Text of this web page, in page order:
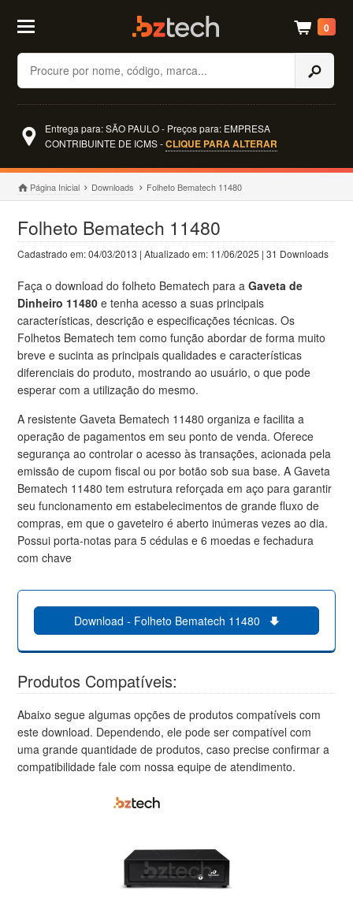
Buscar
0
Entrega para: SÃO PAULO - Preços para: EMPRESA
CONTRIBUINTE DE ICMS -CLIQUE PARA ALTERAR
Página Inicial Downloads Folheto Bematech 11480
Folheto Bematech 11480
Cadastrado em: 04/03/2013 | Atualizado em: 11/06/2025 | 31 Downloads
Faça o download do folheto Bematech para a Gaveta de
Dinheiro 11480 e tenha acesso a suas principais
características, descrição e especificações técnicas. Os
Folhetos Bematech tem como função abordar de forma muito
breve e sucinta as principais qualidades e características
diferenciais do produto, mostrando ao usuário, o que pode
esperar com a utilização do mesmo.
A resistente Gaveta Bematech 11480 organiza e facilita a
operação de pagamentos em seu ponto de venda. Oferece
segurança ao controlar o acesso às transações, acionada pela
emissão de cupom fiscal ou por botão sob sua base. A Gaveta
Bematech 11480 tem estrutura reforçada em aço para garantir
seu funcionamento em estabelecimentos de grande fluxo de
compras, em que o gaveteiro é aberto inúmeras vezes ao dia.
Possui porta-notas para 5 cédulas e 6 moedas e fechadura
com chave
Download - Folheto Bematech 11480
Produtos Compatíveis:
Abaixo segue algumas opções de produtos compatíveis com
este download. Dependendo, ele pode ser compatível com
uma grande quantidade de produtos, caso precise confirmar a
compatibilidade fale com nossa equipe de atendimento.